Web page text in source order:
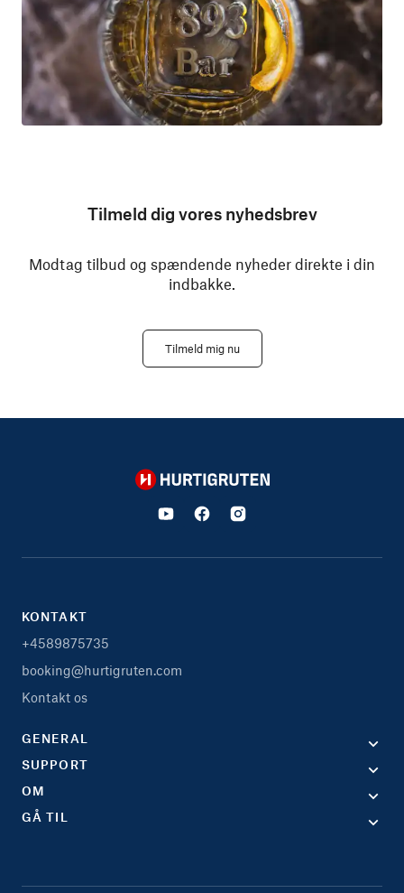
Tilmeld dig vores nyhedsbrev
Modtag tilbud og spændende nyheder direkte i din
indbakke.
Tilmeld mig nu
Hurtigruten
KONTAKT
+4589875735
booking@hurtigruten.com
Kontakt os
GENERAL
SUPPORT
OM
GÅ TIL